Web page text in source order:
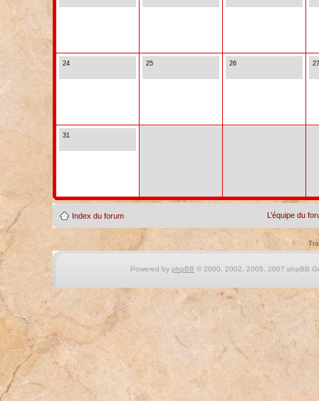
24 25 26 27
31
Index du forum L’équipe du
Powered by phpBB © 2000, 2002, 2005, 2007 phpBB